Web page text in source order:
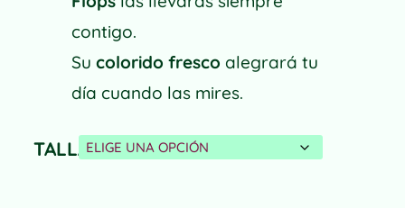
contigo.
Su colorido fresco alegrará tu
día cuando las mires.
TALLA